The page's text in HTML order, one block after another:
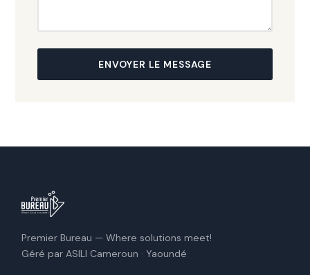
ENVOYER LE MESSAGE
Premier Bureau — Where solutions meet!
Géré par ASILI Cameroun · Yaoundé